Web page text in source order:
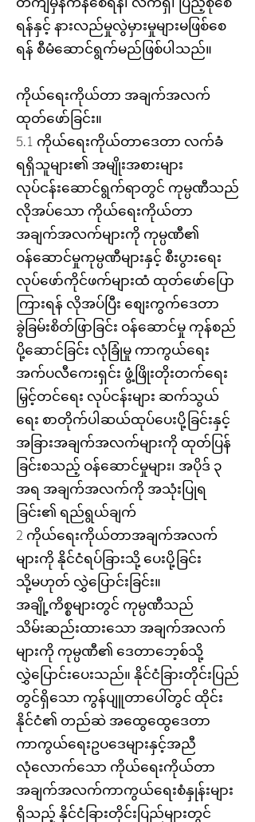
ရန်နှင့် နားလည်မှုလွဲမှားမှုများမဖြစ်စေ
ရန် စီမံဆောင်ရွက်မည်ဖြစ်ပါသည်။
ကိုယ်ရေးကိုယ်တာ အချက်အလက်
ထုတ်ဖော်ခြင်း။
5.1 ကိုယ်ရေးကိုယ်တာဒေတာ လက်ခံ
ရရှိသူများ၏ အမျိုးအစားများ
လုပ်ငန်းဆောင်ရွက်ရာတွင် ကုမ္ပဏီသည်
လိုအပ်သော ကိုယ်ရေးကိုယ်တာ
အချက်အလက်များကို ကုမ္ပဏီ၏
ဝန်ဆောင်မှုကုမ္ပဏီများနှင့် စီးပွားရေး
လုပ်ဖော်ကိုင်ဖက်များထံ ထုတ်ဖော်ပြော
ကြားရန် လိုအပ်ပြီး စျေးကွက်ဒေတာ
ခွဲခြမ်းစိတ်ဖြာခြင်း ဝန်ဆောင်မှု ကုန်စည်
ပို့ဆောင်ခြင်း လုံခြုံမှု ကာကွယ်ရေး
အက်ပလီကေးရှင်း ဖွံ့ဖြိုးတိုးတက်ရေး
မြှင့်တင်ရေး လုပ်ငန်းများ ဆက်သွယ်
ရေး စာတိုက်ပါဆယ်ထုပ်ပေးပို့ခြင်းနှင့်
အခြားအချက်အလက်များကို ထုတ်ပြန်
ခြင်းစသည့် ဝန်ဆောင်မှုများ၊ အပိုဒ် ၃
အရ အချက်အလက်ကို အသုံးပြုရ
ခြင်း၏ ရည်ရွယ်ချက်
2 ကိုယ်ရေးကိုယ်တာအချက်အလက်
များကို နိုင်ငံရပ်ခြားသို့ ပေးပို့ခြင်း
သို့မဟုတ် လွှဲပြောင်းခြင်း။
အချို့ကိစ္စများတွင် ကုမ္ပဏီသည်
သိမ်းဆည်းထားသော အချက်အလက်
များကို ကုမ္ပဏီ၏ ဒေတာဘေ့စ်သို့
လွှဲပြောင်းပေးသည်။ နိုင်ငံခြားတိုင်းပြည်
တွင်ရှိသော ကွန်ပျူတာပေါ်တွင် ထိုင်း
နိုင်ငံ၏ တည်ဆဲ အထွေထွေဒေတာ
ကာကွယ်ရေးဥပဒေများနှင့်အညီ
လုံလောက်သော ကိုယ်ရေးကိုယ်တာ
အချက်အလက်ကာကွယ်ရေးစံနှုန်းများ
ရှိသည့် နိုင်ငံခြားတိုင်းပြည်များတွင်